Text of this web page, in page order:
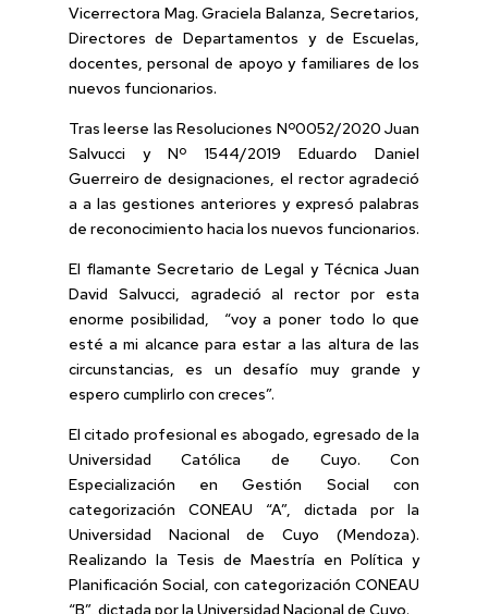
Vicerrectora Mag. Graciela Balanza, Secretarios,
Directores de Departamentos y de Escuelas,
docentes, personal de apoyo y familiares de los
nuevos funcionarios.
Tras leerse las Resoluciones Nº0052/2020 Juan
Salvucci y Nº 1544/2019 Eduardo Daniel
Guerreiro de designaciones, el rector agradeció
a a las gestiones anteriores y expresó palabras
de reconocimiento hacia los nuevos funcionarios.
El flamante Secretario de Legal y Técnica Juan
David Salvucci, agradeció al rector por esta
enorme posibilidad, “voy a poner todo lo que
esté a mi alcance para estar a las altura de las
circunstancias, es un desafío muy grande y
espero cumplirlo con creces”.
El citado profesional es abogado, egresado de la
Universidad Católica de Cuyo. Con
Especialización en Gestión Social con
categorización CONEAU “A”, dictada por la
Universidad Nacional de Cuyo (Mendoza).
Realizando la Tesis de Maestría en Política y
Planificación Social, con categorización CONEAU
“B”, dictada por la Universidad Nacional de Cuyo.